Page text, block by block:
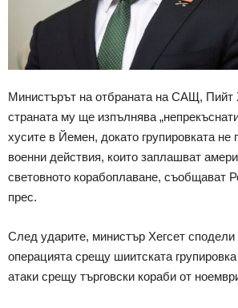
Министърът на отбраната на САЩ, Пийт
страната му ще изпълнява
хусите в Йемен, докато групировката не
военни действия, които заплашват
световното корабоплаване, съобщават
прес.
След ударите, министър Хегсет сподели
операцията срещу шиитската
атаки срещу търговски кораби от